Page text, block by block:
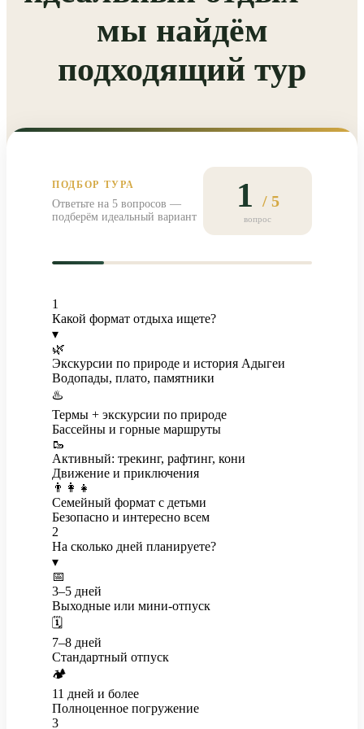
мы найдём
подходящий тур
ПОДБОР ТУРА
Ответьте на 5 вопросов —
подберём идеальный вариант
1 / 5
вопрос
1
Какой формат отдыха ищете?
▾
🌿
Экскурсии по природе и история Адыгеи
Водопады, плато, памятники
♨️
Термы + экскурсии по природе
Бассейны и горные маршруты
🥾
Активный: трекинг, рафтинг, кони
Движение и приключения
👨‍👩‍👧
Семейный формат с детьми
Безопасно и интересно всем
2
На сколько дней планируете?
▾
📅
3–5 дней
Выходные или мини-отпуск
🗓️
7–8 дней
Стандартный отпуск
🏕️
11 дней и более
Полноценное погружение
3